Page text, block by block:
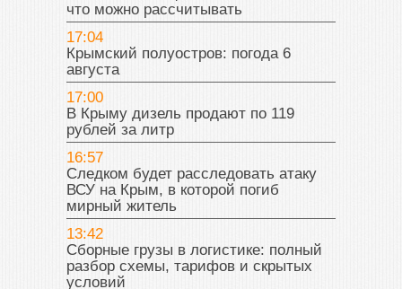
что можно рассчитывать
17:04
Крымский полуостров: погода 6
августа
17:00
В Крыму дизель продают по 119
рублей за литр
16:57
Следком будет расследовать атаку
ВСУ на Крым, в которой погиб
мирный житель
13:42
Сборные грузы в логистике: полный
разбор схемы, тарифов и скрытых
условий